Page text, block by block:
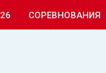
СОРЕВНОВАНИЯ